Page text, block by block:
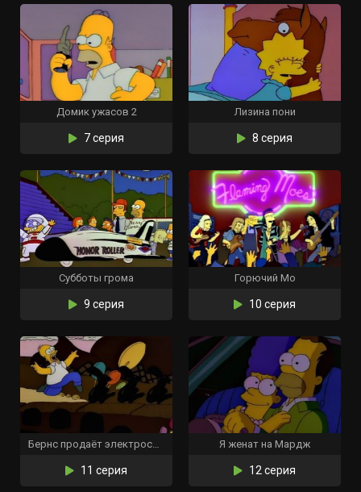
Домик ужасов 2
7 серия
Лизина пони
8 серия
Субботы грома
9 серия
Горючий Мо
10 серия
Бернс продаёт электростанцию
11 серия
Я женат на Мардж
12 серия